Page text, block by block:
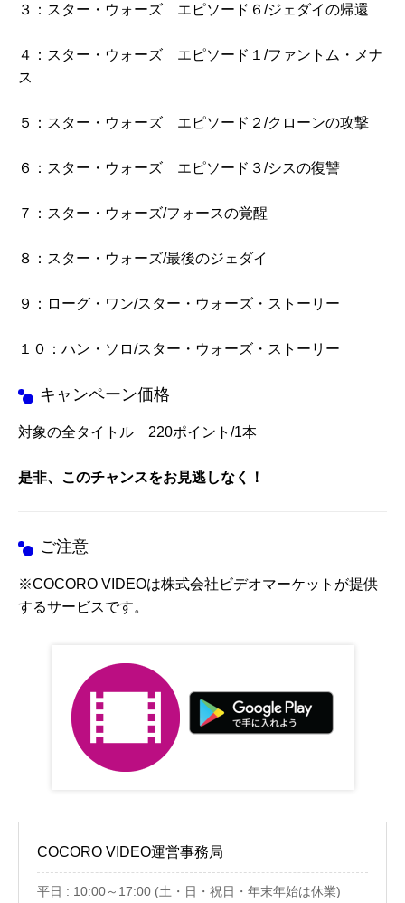
３：スター・ウォーズ エピソード６/ジェダイの帰還
４：スター・ウォーズ エピソード１/ファントム・メナ
ス
５：スター・ウォーズ エピソード２/クローンの攻撃
６：スター・ウォーズ エピソード３/シスの復讐
７：スター・ウォーズ/フォースの覚醒
８：スター・ウォーズ/最後のジェダイ
９：ローグ・ワン/スター・ウォーズ・ストーリー
１０：ハン・ソロ/スター・ウォーズ・ストーリー
キャンペーン価格
対象の全タイトル 220ポイント/1本
是非、このチャンスをお見逃しなく！
ご注意
※COCORO VIDEOは株式会社ビデオマーケットが提供
するサービスです。
COCORO VIDEO運営事務局
平日 : 10:00～17:00 (土・日・祝日・年末年始は休業)